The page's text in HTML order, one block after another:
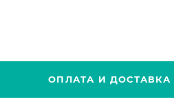
ОПЛАТА И ДОСТАВКА